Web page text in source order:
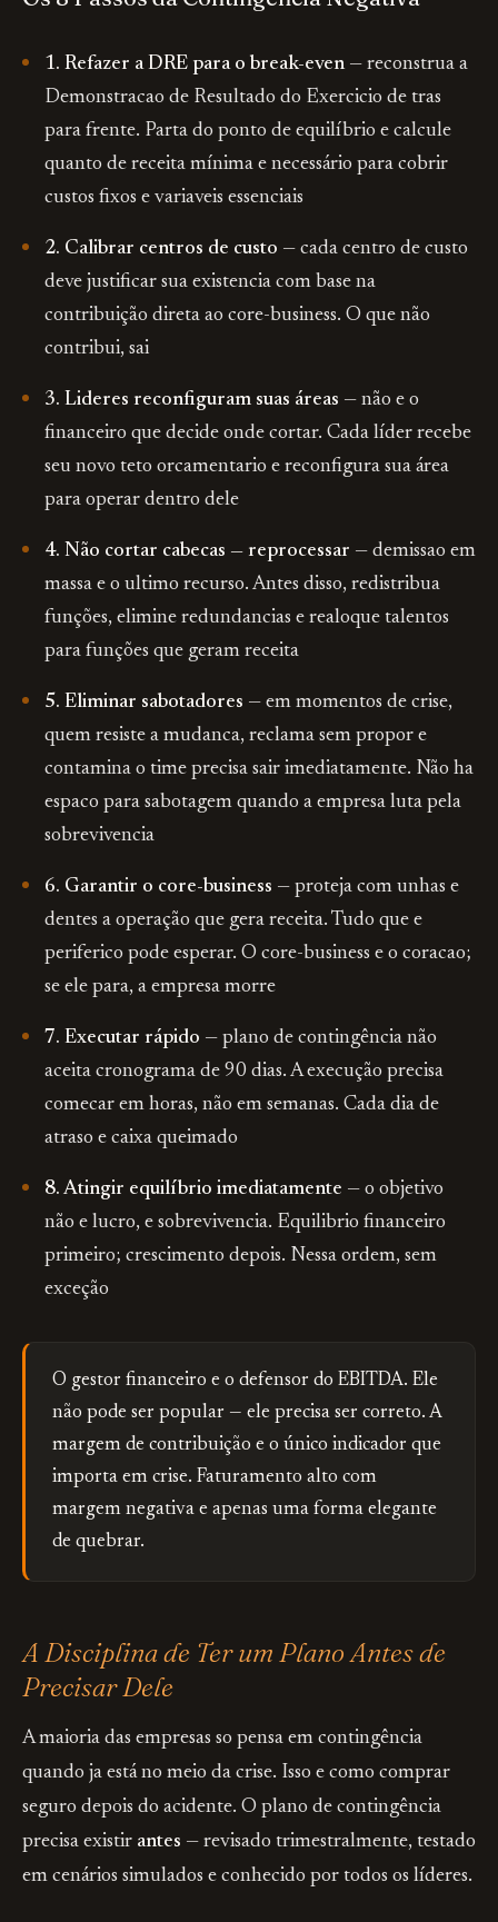
1. Refazer a DRE para o break-even— reconstrua a
Demonstracao de Resultado do Exercicio de tras
para frente. Parta do ponto de equilíbrio e calcule
quanto de receita mínima e necessário para cobrir
custos fixos e variaveis essenciais
2. Calibrar centros de custo — cada centro de custo
deve justificar sua existencia com base na
contribuição direta ao core-business. O que não
contribui, sai
3. Lideres reconfiguram suas áreas — não e o
financeiro que decide onde cortar. Cada líder recebe
seu novo teto orcamentario e reconfigura sua área
para operar dentro dele
4. Não cortar cabecas — reprocessar — demissao em
massa e o ultimo recurso. Antes disso, redistribua
funções, elimine redundancias e realoque talentos
para funções que geram receita
5. Eliminar sabotadores — em momentos de crise,
quem resiste a mudanca, reclama sem propor e
contamina o time precisa sair imediatamente. Não ha
espaco para sabotagem quando a empresa luta pela
sobrevivencia
6. Garantir o core-business — proteja com unhas e
dentes a operação que gera receita. Tudo que e
periferico pode esperar. O core-business e o coracao;
se ele para, a empresa morre
7. Executar rápido — plano de contingência não
aceita cronograma de 90 dias. A execução precisa
comecar em horas, não em semanas. Cada dia de
atraso e caixa queimado
8. Atingir equilíbrio imediatamente — o objetivo
não e lucro, e sobrevivencia. Equilibrio financeiro
primeiro; crescimento depois. Nessa ordem, sem
exceção
O gestor financeiro e o defensor do EBITDA. Ele
não pode ser popular — ele precisa ser correto. A
margem de contribuição e o único indicador que
importa em crise. Faturamento alto com
margem negativa e apenas uma forma elegante
de quebrar.
A Disciplina de Ter um Plano Antes de
Precisar Dele
A maioria das empresas so pensa em contingência
quando ja está no meio da crise. Isso e como comprar
seguro depois do acidente. O plano de contingência
precisa existir antes — revisado trimestralmente, testado
em cenários simulados e conhecido por todos os líderes.